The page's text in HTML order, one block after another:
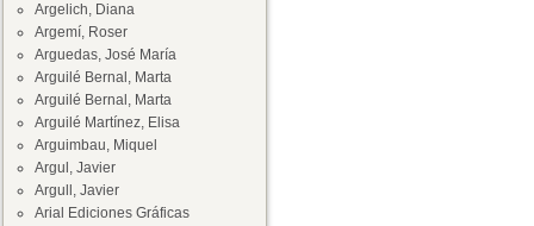
Argelich, Diana
Argemí, Roser
Arguedas, José María
Arguilé Bernal, Marta
Arguilé Bernal, Marta
Arguilé Martínez, Elisa
Arguimbau, Miquel
Argul, Javier
Argull, Javier
Arial Ediciones Gráficas